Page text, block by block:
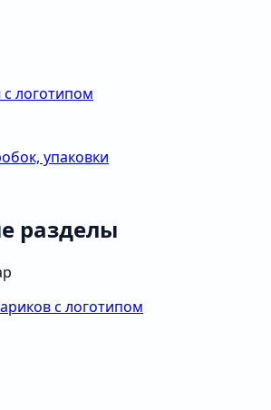
логотипом
упаковки
разделы
с логотипом